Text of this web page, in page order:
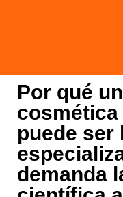
Por qué
puede ser
demanda